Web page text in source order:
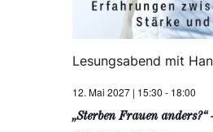
12. Mai 2027 | 15:30 - 18:00
„Sterben Frauen anders?“
Lesungsabend mit